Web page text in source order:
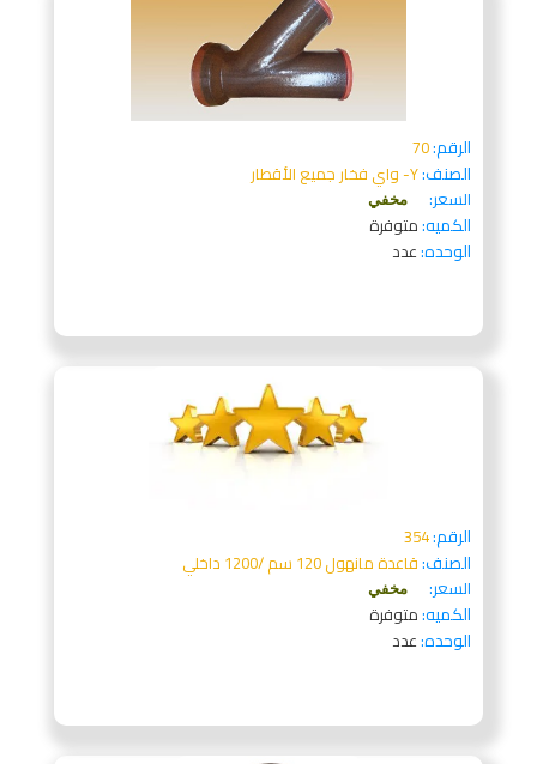
الرقم:70
الصنف:Y- واي فخار جميع الأقطار
السعر:
مخفي
الكميه:متوفرة
الوحده:عدد
الرقم:354
الصنف:قاعدة مانهول 120 سم /1200 داخلي
السعر:
مخفي
الكميه:متوفرة
الوحده:عدد